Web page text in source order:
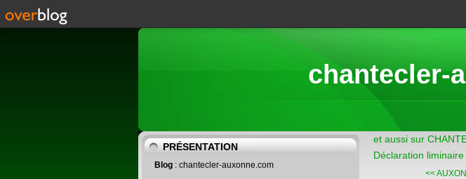
chantecler-
PRÉSENTATION
Blog : chantecler-auxonne.com
et aussi sur
Déclaration liminaire
<<